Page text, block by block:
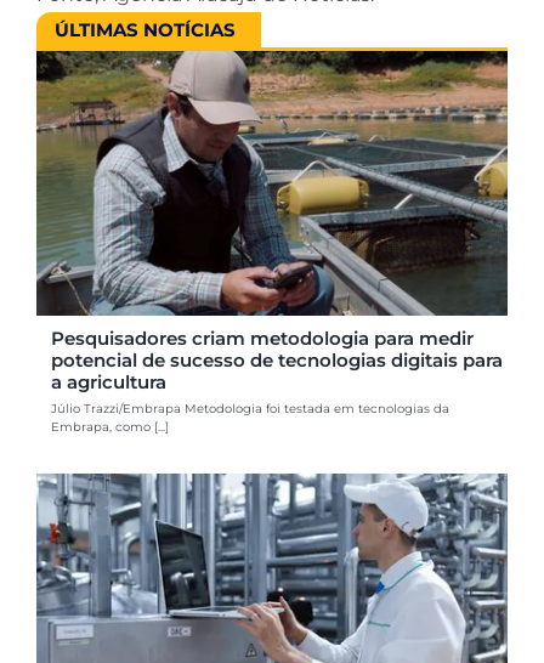
ÚLTIMAS NOTÍCIAS
Pesquisadores criam metodologia para medir
potencial de sucesso de tecnologias digitais para
a agricultura
Júlio Trazzi/Embrapa Metodologia foi testada em tecnologias da
Embrapa, como [...]